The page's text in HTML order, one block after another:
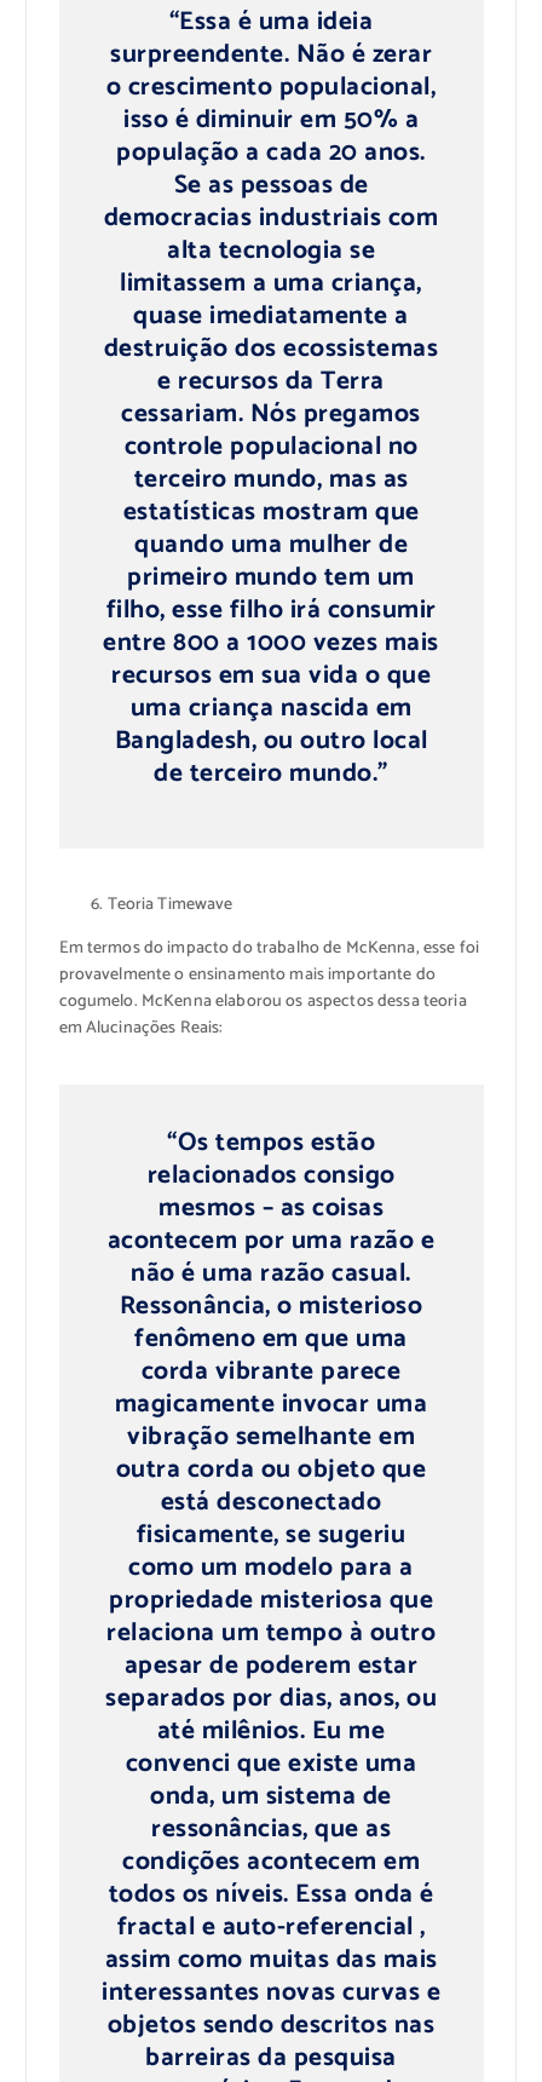
“Essa é uma ideia
surpreendente. Não é zerar
o crescimento populacional,
isso é diminuir em 50% a
população a cada 20 anos.
Se as pessoas de
democracias industriais com
alta tecnologia se
limitassem a uma criança,
quase imediatamente a
destruição dos ecossistemas
e recursos da Terra
cessariam. Nós pregamos
controle populacional no
terceiro mundo, mas as
estatísticas mostram que
quando uma mulher de
primeiro mundo tem um
filho, esse filho irá consumir
entre 800 a 1000 vezes mais
recursos em sua vida o que
uma criança nascida em
Bangladesh, ou outro local
de terceiro mundo.”
Teoria Timewave
Em termos do impacto do trabalho de McKenna, esse foi
provavelmente o ensinamento mais importante do
cogumelo. McKenna elaborou os aspectos dessa teoria
em Alucinações Reais:
“Os tempos estão
relacionados consigo
mesmos – as coisas
acontecem por uma razão e
não é uma razão casual.
Ressonância, o misterioso
fenômeno em que uma
corda vibrante parece
magicamente invocar uma
vibração semelhante em
outra corda ou objeto que
está desconectado
fisicamente, se sugeriu
como um modelo para a
propriedade misteriosa que
relaciona um tempo à outro
apesar de poderem estar
separados por dias, anos, ou
até milênios. Eu me
convenci que existe uma
onda, um sistema de
ressonâncias, que as
condições acontecem em
todos os níveis. Essa onda é
fractal e auto-referencial ,
assim como muitas das mais
interessantes novas curvas e
objetos sendo descritos nas
barreiras da pesquisa